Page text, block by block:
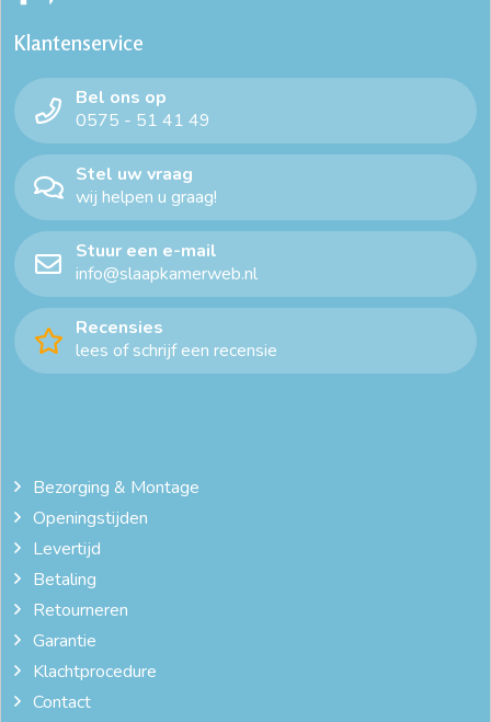
Klantenservice
Bel ons op
0575 - 51 41 49
Stel uw vraag
wij helpen u graag!
Stuur een e-mail
info@slaapkamerweb.nl
Recensies
lees of schrijf een recensie
Bezorging & Montage
Openingstijden
Levertijd
Betaling
Retourneren
Garantie
Klachtprocedure
Contact